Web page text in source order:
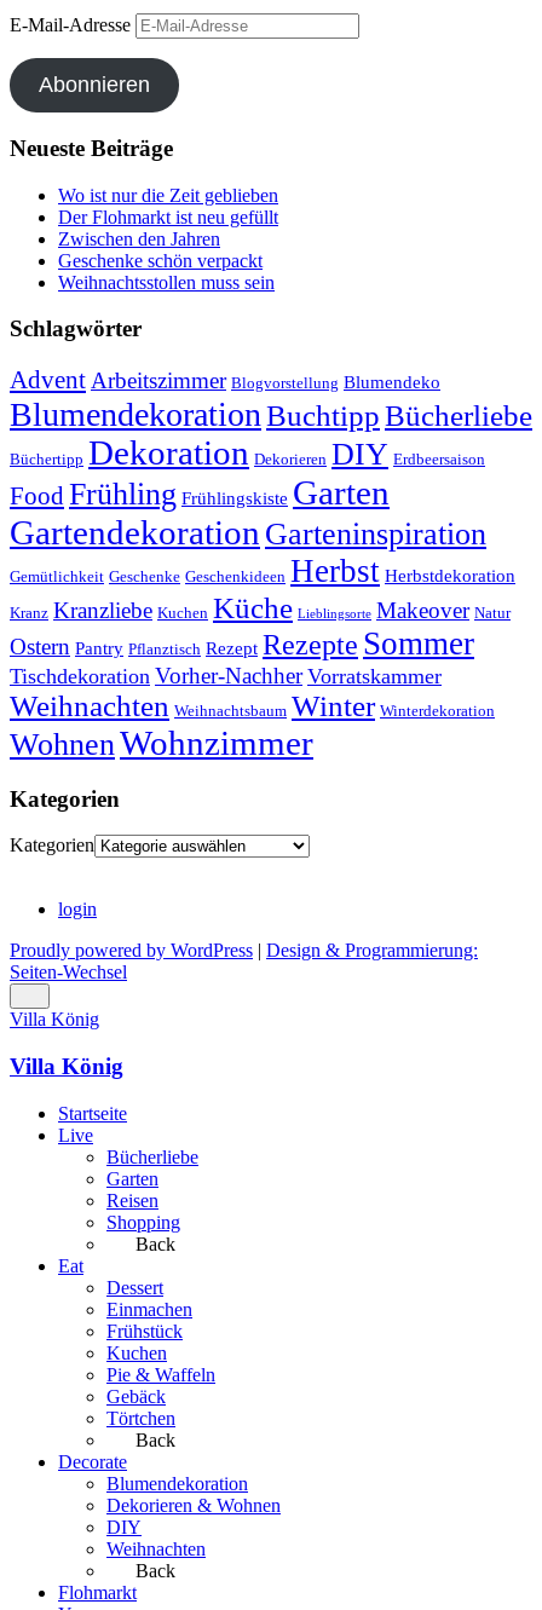
E-Mail-Adresse
Abonnieren
Neueste Beiträge
Wo ist nur die Zeit geblieben
Der Flohmarkt ist neu gefüllt
Zwischen den Jahren
Geschenke schön verpackt
Weihnachtsstollen muss sein
Schlagwörter
Advent Arbeitszimmer Blogvorstellung Blumendeko
Blumendekoration BuchtippBücherliebe
Büchertipp Dekoration Dekorieren DIY Erdbeersaison
FoodFrühling Frühlingskiste Garten
Gartendekoration Garteninspiration
Gemütlichkeit Geschenke Geschenkideen Herbst Herbstdekoration
Kranz Kranzliebe Kuchen Küche Lieblingsorte Makeover Natur
Ostern Pantry Pflanztisch Rezept Rezepte Sommer
Tischdekoration Vorher-Nachher Vorratskammer
Weihnachten Weihnachtsbaum Winter Winterdekoration
WohnenWohnzimmer
Kategorien
Kategorien
login
Proudly powered by WordPress
Design & Programmierung:
Seiten-Wechsel
Villa König
Villa König
Startseite
Live
Bücherliebe
Garten
Reisen
Shopping
Back
Eat
Dessert
Einmachen
Frühstück
Kuchen
Pie & Waffeln
Gebäck
Törtchen
Back
Decorate
Blumendekoration
Dekorieren & Wohnen
DIY
Weihnachten
Back
Flohmarkt